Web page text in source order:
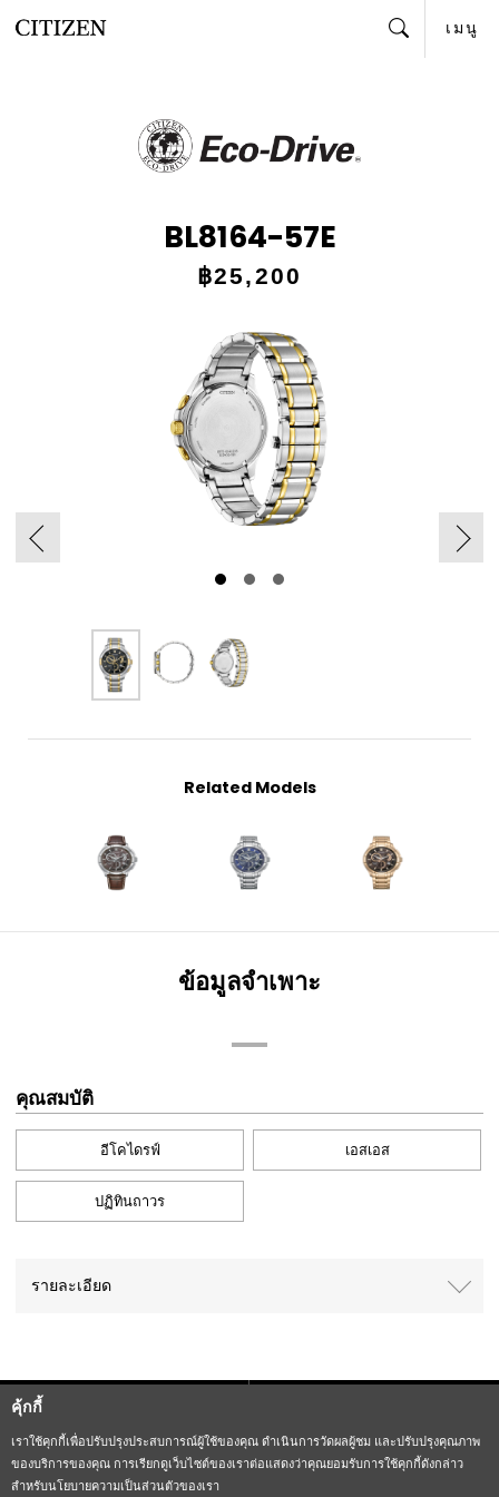
คุ้กกี้
เราใช้คุกกี้เพื่อปรับปรุงประสบการณ์ผู้ใช้ของคุณ ดำเนินการวัดผลผู้ชม และปรับปรุงคุณภาพ
ของบริการของคุณ การเรียกดูเว็บไซต์ของเราต่อแสดงว่าคุณยอมรับการใช้คุกกี้ดังกล่าว
สำหรับนโยบายความเป็นส่วนตัวของเรา
เมนู
BL8164-57E
฿25,200
Related Models
ข้อมูลจำเพาะ
คุณสมบัติ
อีโคไดรฟ์ เอสเอส
ปฏิทินถาวร
รายละเอียด
CITIZEN (H.K.) Privacy Policy